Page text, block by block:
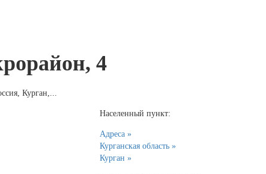
4
Курган,...
Населенный пункт:
Адреса »
Курганская область »
Курган »